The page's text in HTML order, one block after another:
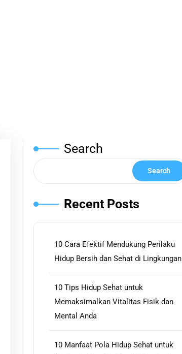
Search
Search
Recent Posts
10 Cara Efektif Mendukung Perilaku
Hidup Bersih dan Sehat di Lingkungan
10 Tips Hidup Sehat untuk
Memaksimalkan Vitalitas Fisik dan
Mental Anda
10 Manfaat Pola Hidup Sehat untuk